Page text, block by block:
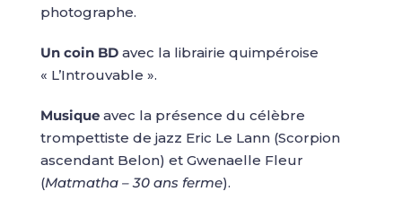
photographe.
Un coin BD avec la librairie quimpéroise
« L’Introuvable ».
Musiqueavec la présence du célèbre
trompettiste de jazz Eric Le Lann (Scorpion
ascendant Belon) et Gwenaelle Fleur
(Matmatha – 30 ans ferme).